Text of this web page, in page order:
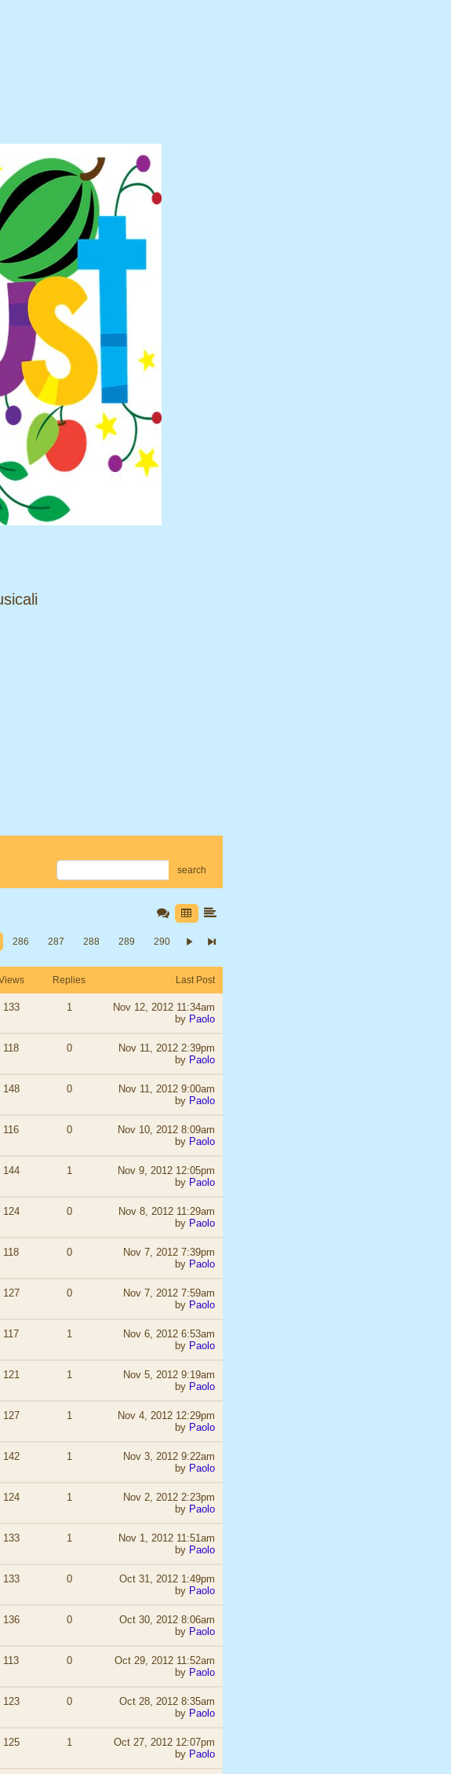
search
286 287 288 289 290
Replies Last Post
133 1
Nov 12, 2012 11:34am
by Paolo
118 0
Nov 11, 2012 2:39pm
by Paolo
148 0
Nov 11, 2012 9:00am
by Paolo
116 0
Nov 10, 2012 8:09am
by Paolo
144 1
Nov 9, 2012 12:05pm
by Paolo
124 0
Nov 8, 2012 11:29am
by Paolo
118 0
Nov 7, 2012 7:39pm
by Paolo
127 0
Nov 7, 2012 7:59am
by Paolo
117 1
Nov 6, 2012 6:53am
by Paolo
121 1
Nov 5, 2012 9:19am
by Paolo
127 1
Nov 4, 2012 12:29pm
by Paolo
142 1
Nov 3, 2012 9:22am
by Paolo
124 1
Nov 2, 2012 2:23pm
by Paolo
133 1
Nov 1, 2012 11:51am
by Paolo
133 0
Oct 31, 2012 1:49pm
by Paolo
136 0
Oct 30, 2012 8:06am
by Paolo
113 0
Oct 29, 2012 11:52am
by Paolo
123 0
Oct 28, 2012 8:35am
by Paolo
125 1
Oct 27, 2012 12:07pm
by Paolo